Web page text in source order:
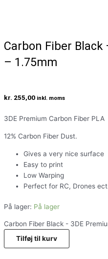
Carbon Fiber Black
– 1.75mm
kr. 255,00 inkl. moms
3DE Premium Carbon Fiber PLA
12% Carbon Fiber Dust.
Gives a very nice surface
Easy to print
Low Warping
Perfect for RC, Drones
På lager: På lager
Carbon Fiber Black - 3DE
Tilføj til kurv